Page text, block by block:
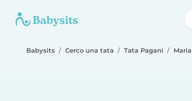
Babysits Cerco una tata Tata Pagani